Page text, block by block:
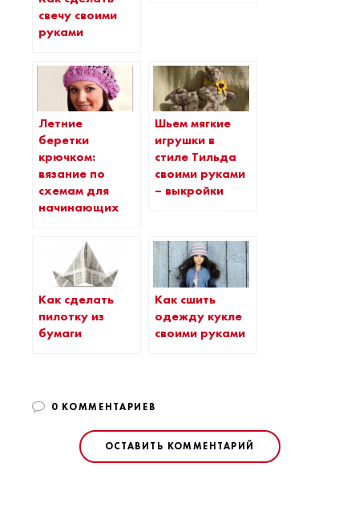
свечу своими
руками
Летние
беретки
крючком:
вязание по
схемам для
начинающих
Шьем мягкие
игрушки в
стиле Тильда
своими руками
– выкройки
Как сделать
пилотку из
бумаги
Как сшить
одежду кукле
своими руками
0 КОММЕНТАРИЕВ
ОСТАВИТЬ КОММЕНТАРИЙ